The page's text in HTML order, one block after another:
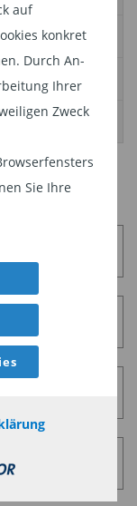
auf
konkret
Durch An-
Ihrer
Zweck
Sie Ihre